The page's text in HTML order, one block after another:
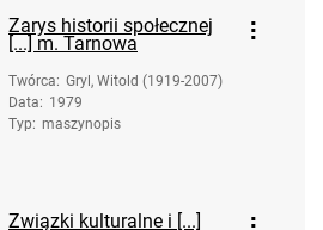
Zarys historii społecznej
[...] m. Tarnowa
Twórca: Gryl, Witold (1919-2007)
Data: 1979
Typ: maszynopis
Związki kulturalne i [...]